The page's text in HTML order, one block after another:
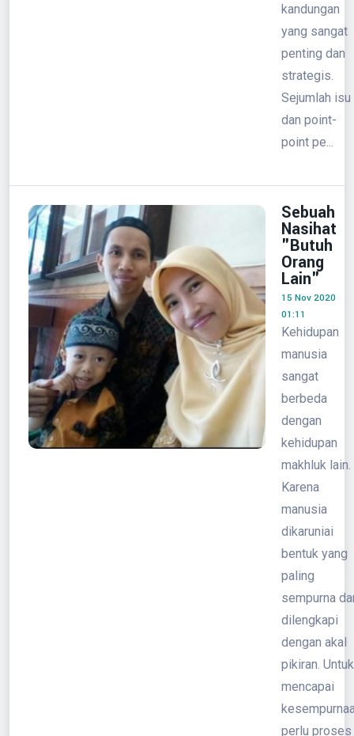
kandungan
yang sangat
penting dan
strategis.
Sejumlah isu
dan point-
point pe...
Sebuah
Nasihat
"Butuh
Orang
Lain"
15 Nov 2020
01:11
Kehidupan
manusia
sangat
berbeda
dengan
kehidupan
makhluk lain.
Karena
manusia
dikaruniai
bentuk yang
paling
sempurna
dilengkapi
dengan akal
pikiran. Untuk
mencapai
perlu proses